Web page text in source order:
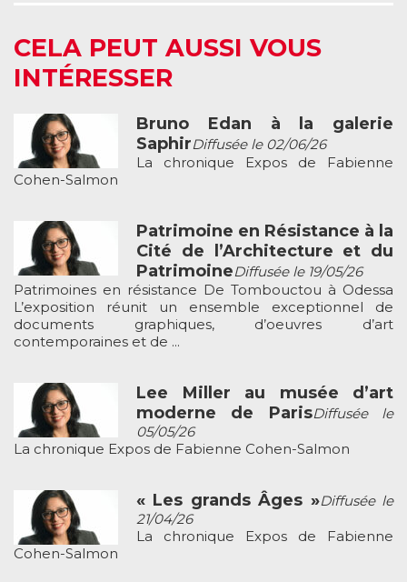
CELA PEUT AUSSI VOUS
INTÉRESSER
Bruno Edan à la galerie
SaphirDiffusée le 02/06/26
La chronique Expos de Fabienne
Cohen-Salmon
Patrimoine en Résistance à la
Cité de l’Architecture et du
PatrimoineDiffusée le 19/05/26
Patrimoines en résistance De Tombouctou à Odessa
L’exposition réunit un ensemble exceptionnel de
documents graphiques, d’oeuvres d’art
contemporaines et de ...
Lee Miller au musée d’art
moderne de ParisDiffusée le
05/05/26
La chronique Expos de Fabienne Cohen-Salmon
« Les grands Âges »Diffusée le
21/04/26
La chronique Expos de Fabienne
Cohen-Salmon